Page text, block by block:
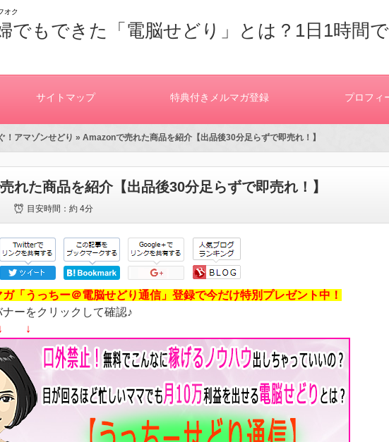
オク
でもできた「電脳せどり」とは？1日1時間
サイトマップ 特典付きメルマガ登録 プロフィ
！アマゾンせどり » Amazonで売れた商品を紹介【出品後30分足らずで即売れ！】
れた商品を紹介【出品後30分足らずで即売れ！】
目安時間：約 4分
「うっちー＠電脳せどり通信」登録で今だけ特別プレゼント中！
ーをクリックして確認♪
↓